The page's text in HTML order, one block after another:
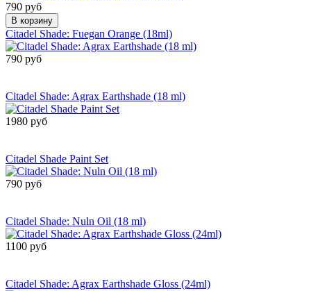
790 руб
В корзину
Citadel Shade: Fuegan Orange (18ml)
790 руб
Citadel Shade: Agrax Earthshade (18 ml)
1980 руб
Citadel Shade Paint Set
790 руб
Citadel Shade: Nuln Oil (18 ml)
1100 руб
Citadel Shade: Agrax Earthshade Gloss (24ml)